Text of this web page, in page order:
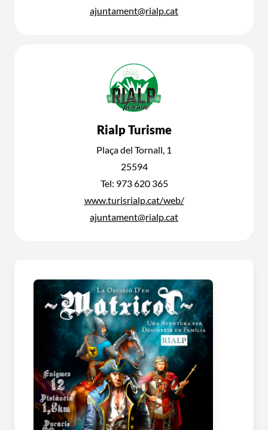
ajuntament@rialp.cat
Rialp Turisme
Plaça del Tornall, 1
25594
Tel: 973 620 365
www.turisrialp.cat/web/
ajuntament@rialp.cat